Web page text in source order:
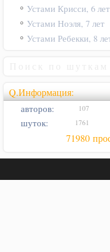
Устами Крисси, 6 лет
Устами Ноэля, 7 лет
Устами Ребекки, 8
Q.Информация:
авторов: 107
шуток: 1761
71980